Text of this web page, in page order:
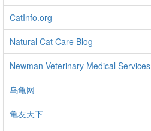
CatInfo.org
Natural Cat Care Blog
Newman Veterinary Medical Services
乌龟网
龟友天下